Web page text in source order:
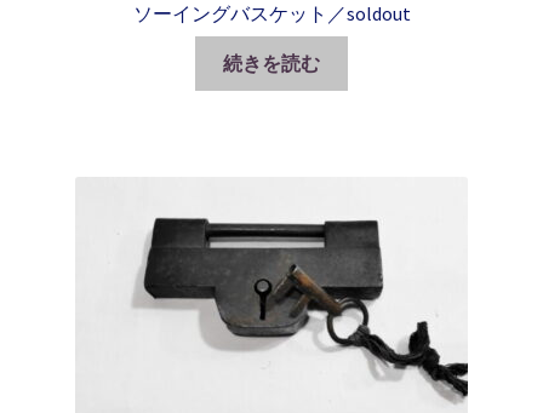
ソーイングバスケット／soldout
続きを読む